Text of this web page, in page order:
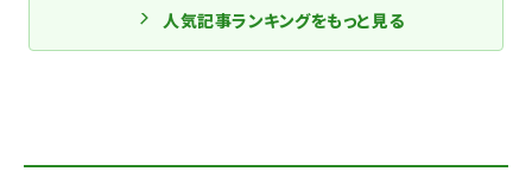
人気記事ランキングをもっと見る